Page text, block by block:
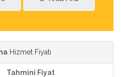
Hizmet Fiyatı
Tahmini Fiyat